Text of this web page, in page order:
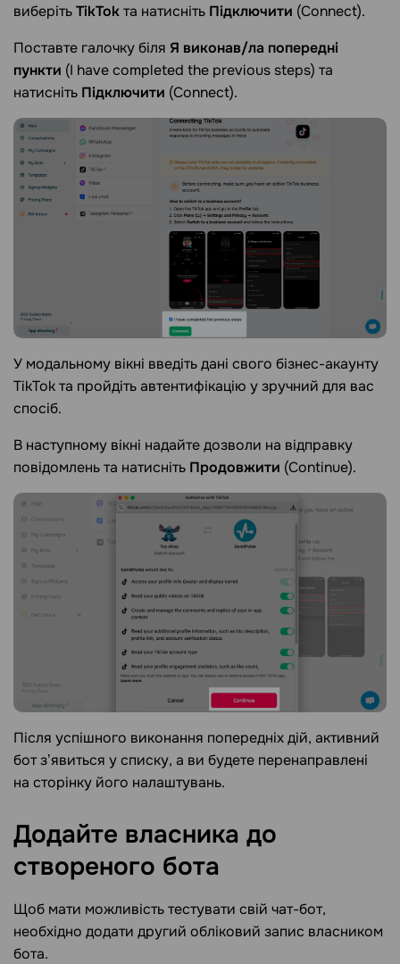
виберітьTikTokта натисніть Підключити (Connect).
Поставте галочку біля Я виконав/ла попередні
пункти (I have completed the previous steps) та
натисніть Підключити (Connect).
У модальному вікні введіть дані свого бізнес-акаунту
TikTok та пройдіть автентифікацію у зручний для вас
спосіб.
В наступному вікні надайте дозволи на відправку
повідомлень та натисніть Продовжити (Continue).
Після успішного виконання попередніх дій, активний
бот зʼявиться у списку, а ви будете перенаправлені
на сторінку його налаштувань.
Додайте власника до
створеного бота
Щоб мати можливість тестувати свій чат-бот,
необхідно додати другий обліковий запис власником
бота.